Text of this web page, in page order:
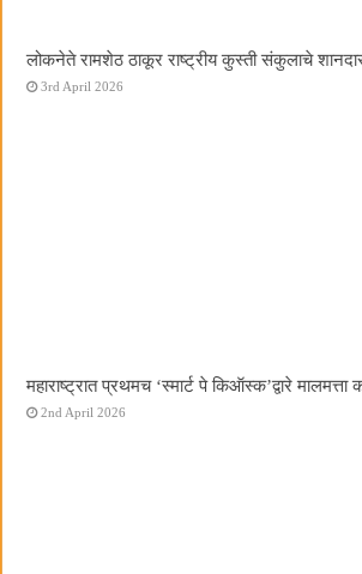
लोकनेते रामशेठ ठाकूर राष्ट्रीय कुस्ती संकुलाचे
3rd April 2026
महाराष्ट्रात प्रथमच ‌‘स्मार्ट पे किऑस्क‌’द्वारे मालमत्ता
2nd April 2026